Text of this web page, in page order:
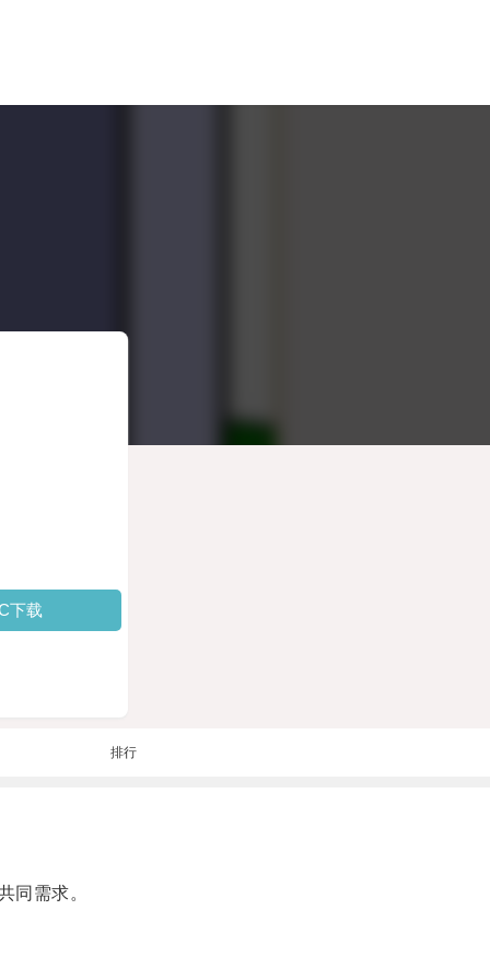
下载
排行
同需求。